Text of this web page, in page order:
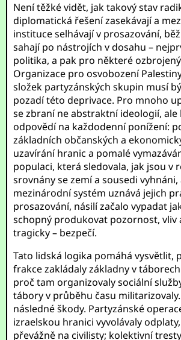
Není těžké vidět, jak takový stav
diplomatická řešení zasekávají a
instituce selhávají v prosazování,
sahají po nástrojích v dosahu –
politika, a pak pro některé
Organizace pro osvobození
složek partyzánských skupin musí
pozadí této deprivace. Pro mnoho
se zbraní ne abstraktní ideologií,
odpovědí na každodenní ponížení:
základních občanských a
uzavírání hranic a pomalé
populaci, která sledovala, jak jsou v
srovnány se zemí a sousedi
mezinárodní systém uznává jejich
prosazování, násilí začalo vypadat
schopný produkovat pozornost, vliv
tragicky – bezpečí.
Tato lidská logika pomáhá vysvětlit,
frakce zakládaly základny v
proč tam organizovaly sociální
tábory v průběhu času
následné škody. Partyzánské
izraelskou hranici vyvolávaly
převážně na civilisty; kolektivní